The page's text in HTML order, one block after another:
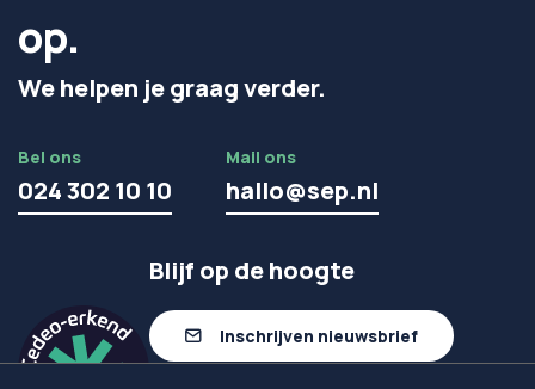
op.
We helpen je graag verder.
Bel ons
024 302 10 10
Mail ons
hallo@sep.nl
Blijf op de hoogte
Inschrijven nieuwsbrief